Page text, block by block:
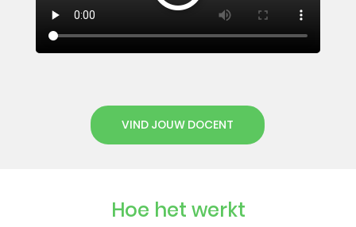
VIND JOUW DOCENT
Hoe het werkt